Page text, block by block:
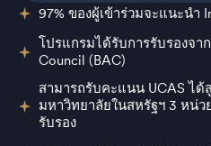
97% ของผู้เข้าร่วมจะแนะนำ
โปรแกรมได้รับการรับรองจา
Council (BAC)
สามารถรับคะแนน UCAS ไ
มหาวิทยาลัยในสหรัฐฯ 3 หน่
รับรอง